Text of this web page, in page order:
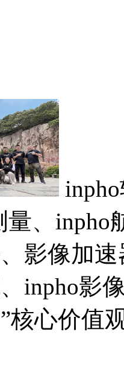
量、inpho
影像加
inpho影
核心价值